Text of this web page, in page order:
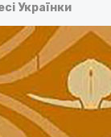
Українки